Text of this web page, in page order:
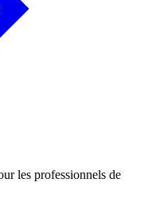
les professionnels de